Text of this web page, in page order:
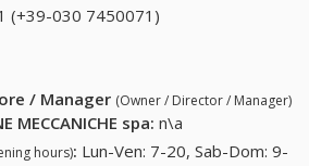
(+39-030 7450071)
/ Manager (Owner / Director / Manager)
MECCANICHE spa: n\a
hours): Lun-Ven: 7-20, Sab-Dom: 9-